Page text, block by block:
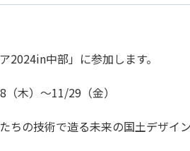
2024in中部」に参加します。
木）～11/29（金）
ちの技術で造る未来の国土デザイン